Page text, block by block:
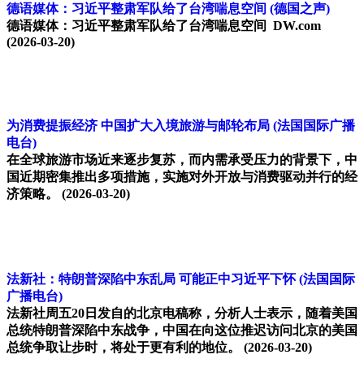
德语媒体：习近平整肃军队给了台湾喘息空间 (德国之声)
德语媒体：习近平整肃军队给了台湾喘息空间 DW.com
(2026-03-20)
为消费提振经济 中国扩大入境旅游与邮轮布局 (法国国际广播
电台)
在全球旅游市场近来逐步复苏，而内需承受压力的背景下，中
国近期密集推出多项措施，实施对外开放与消费驱动并行的经
济策略。 (2026-03-20)
法新社：特朗普深陷中东乱局 可能正中习近平下怀 (法国国际
广播电台)
法新社周五20日发自的北京电稿称，分析人士表示，随着美国
总统特朗普深陷中东战争，中国在向这位推迟访问北京的美国
总统争取让步时，将处于更有利的地位。 (2026-03-20)